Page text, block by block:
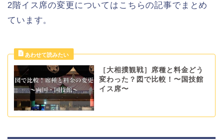
2階イス席の変更についてはこちらの記事でまとめ
ています。
［大相撲観戦］席種と料金どう
変わった？図で比較！〜国技館
イス席〜